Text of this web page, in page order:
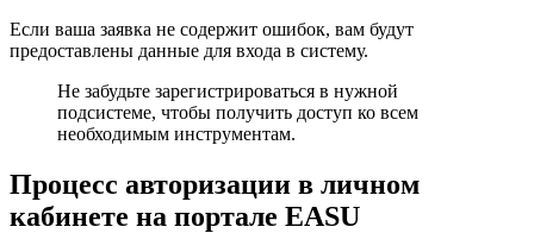
Если ваша заявка не содержит ошибок, вам будут
предоставлены данные для входа в систему.
Не забудьте зарегистрироваться в нужной
подсистеме, чтобы получить доступ ко всем
необходимым инструментам.
Процесс авторизации в личном
кабинете на портале EASU